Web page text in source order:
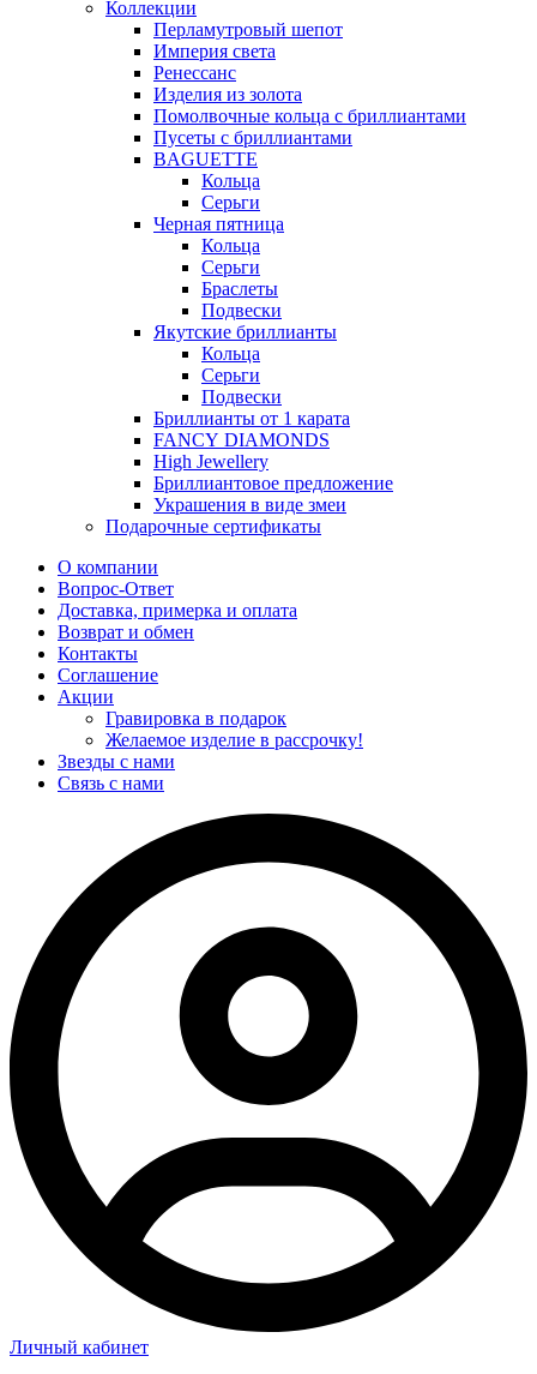
Коллекции
Перламутровый шепот
Империя света
Ренессанс
Изделия из золота
Помолвочные кольца с бриллиантами
Пусеты с бриллиантами
BAGUETTE
Кольца
Серьги
Черная пятница
Кольца
Серьги
Браслеты
Подвески
Якутские бриллианты
Кольца
Серьги
Подвески
Бриллианты от 1 карата
FANCY DIAMONDS
High Jewellery
Бриллиантовое предложение
Украшения в виде змеи
Подарочные сертификаты
О компании
Вопрос-Ответ
Доставка, примерка и оплата
Возврат и обмен
Контакты
Соглашение
Акции
Гравировка в подарок
Желаемое изделие в рассрочку!
Звезды с нами
Связь с нами
Личный кабинет